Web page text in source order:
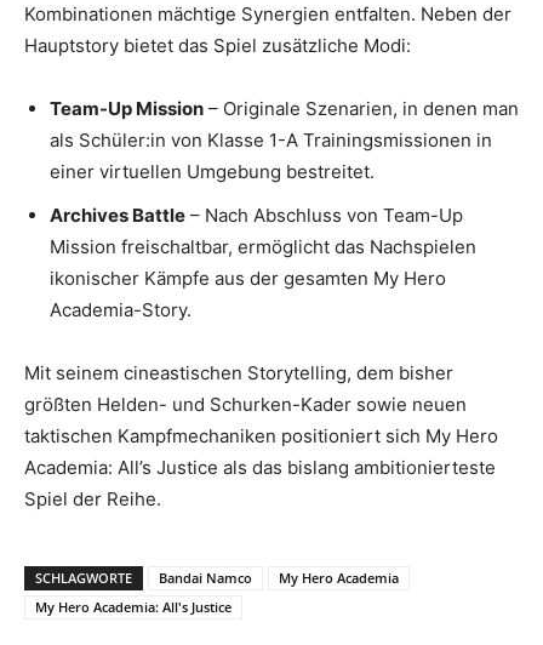
Kombinationen mächtige Synergien entfalten. Neben der
Hauptstory bietet das Spiel zusätzliche Modi:
Team-Up Mission – Originale Szenarien, in denen man
als Schüler:in von Klasse 1-A Trainingsmissionen in
einer virtuellen Umgebung bestreitet.
Archives Battle – Nach Abschluss von Team-Up
Mission freischaltbar, ermöglicht das Nachspielen
ikonischer Kämpfe aus der gesamten My Hero
Academia-Story.
Mit seinem cineastischen Storytelling, dem bisher
größten Helden- und Schurken-Kader sowie neuen
taktischen Kampfmechaniken positioniert sich My Hero
Academia: All’s Justice als das bislang ambitionierteste
Spiel der Reihe.
SCHLAGWORTE Bandai Namco
My Hero Academia
My Hero Academia: All's Justice